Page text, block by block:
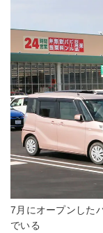
7月にオープンした
でいる